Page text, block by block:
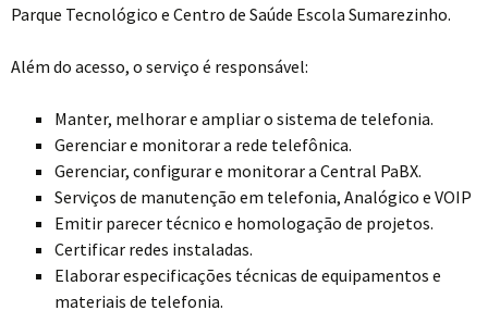
Parque Tecnológico e Centro de Saúde Escola Sumarezinho.
Além do acesso, o serviço é responsável:
Manter, melhorar e ampliar o sistema de telefonia.
Gerenciar e monitorar a rede telefônica.
Gerenciar, configurar e monitorar a Central PaBX.
Serviços de manutenção em telefonia, Analógico e VOIP
Emitir parecer técnico e homologação de projetos.
Certificar redes instaladas.
Elaborar especificações técnicas de equipamentos e
materiais de telefonia.